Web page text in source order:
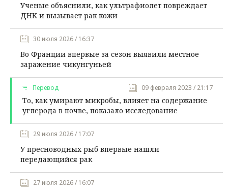
Ученые объяснили, как ультрафиолет повреждает
ДНК и вызывает рак кожи
30 июля 2026 / 16:37
Во Франции впервые за сезон выявили местное
заражение чикунгуньей
Перевод 09 февраля 2023 / 21:17
То, как умирают микробы, влияет на содержание
углерода в почве, показало исследование
29 июля 2026 / 17:07
У пресноводных рыб впервые нашли
передающийся рак
27 июля 2026 / 16:07